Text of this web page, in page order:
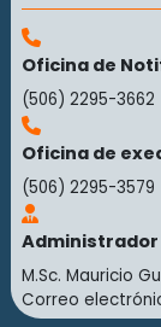
Oficina de
(506) 2295-3662
Oficina de
(506) 2295-3579
M.Sc. Mauricio
Correo